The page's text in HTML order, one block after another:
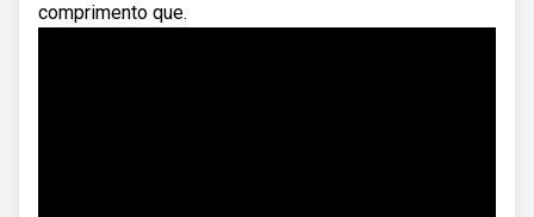
comprimento que.